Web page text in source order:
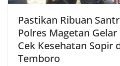
Pastikan Ribuan
Polres Magetan
Cek Kesehatan Sopir
Temboro